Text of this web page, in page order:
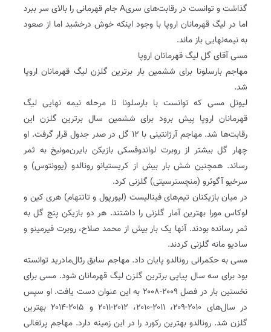
گذاشت و توانست در رقابت‌های سریA جام قهرمانی را بالای سر ببرد
اما در لیگ قهرمانان اروپا با وجود اینکه خوش درخشید اما از صعود
به نیمه‌نهایی باز ماند.
مسی آقای گل لیگ قهرمانان اروپا
مهاجم بارسلونا برای ششمین بار برترین گلزن لیگ قهرمانان اروپا
شد.
لیونل مسی که توانست با بارسلونا تا مرحله نیمه نهایی لیگ
قهرمانان اروپا پیش برود برای ششمین سال برترین گلزن این
رقابت‌ها شد. مهاجم آرژانتینی با ۱۲ گل در صدر جدول قرار گرفت. او
چهار گل بیشتر از روبرت لواندوفسکی بازیکن بایرن‌مونیخ به ثمر
رساند. همچنین شش بار بیش از کریستیانو رونالدو (یوونتوس) و
سرخیو آگوئرو (منچسترسیتی) گلزنی کرد.
در میان بازیکنان تیم‌های فینالیست (لیورپول و تاتنهام) هری کین و
لوکاس مورا بهترین آمار گلزنی را داشتند. هر دو بازیکن پنج گل به
ثمر رسانده بودند. آنها یک بار بیش از محمد صلاح، روبرت فیرمینو و
سادیو مانه گلزنی کردند.
مسی به حکمرانی رونالدو پایان داد. مهاجم سابق رئال‌مادرید توانسته
بود برای سه سال پیاپی برترین گلزن لیگ قهرمانان شود. مسی برای
نخستین بار در فصل ۲۰۰۹-۲۰۰۸ به این عنوان دست یافت. او سپس
در سال‌های ۲۰۱۰-۲۰۹‌، ۲۰۱۱-۲۰۱۰، ۲۰۱۲-۲۰۱۱ و ۲۰۱۵-۲۰۱۴ بهترین
گلزن شد. رونالدو بهترین رکورد را در این زمینه دارد. مهاجم پرتغالی